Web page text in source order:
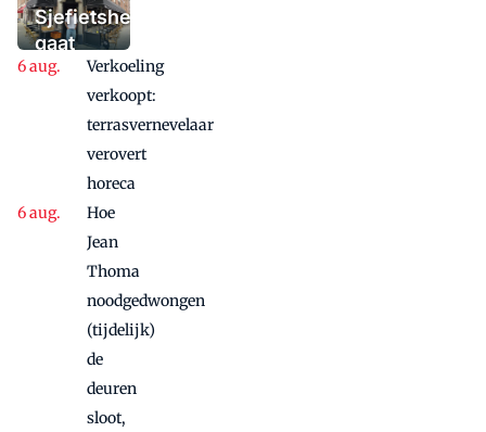
'Iedere dag een
waaaaaanzinnige
aanbieding'
Sjefietshe
gaat
vanwege
succes
maandje
Verkoeling
verkoopt:
terrasvernevelaar
verovert
horeca
Hoe
Jean
Thoma
noodgedwongen
(tijdelijk)
de
deuren
sloot,